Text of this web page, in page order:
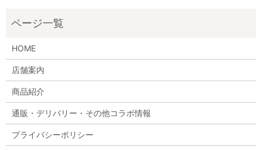
HOME
店舗案内
商品紹介
通販・デリバリー・その他コラボ情報
プライバシーポリシー